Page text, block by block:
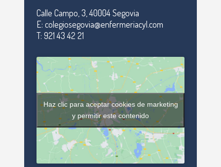
Calle Campo, 3, 40004 Segovia
E: colegiosegovia@enfermeriacyl.com
T: 921 43 42 21
Haz clic para aceptar cookies de marketing
y permitir este contenido